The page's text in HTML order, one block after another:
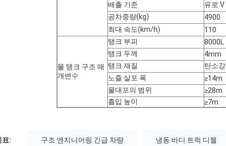
배출 기준
유로 V
공차중량(kg)
4900
최대 속도(km/h)
110
물 탱크 구조 매
개변수
탱크 부피
8000L
탱크 두께
4mm
탱크 재질
탄소강
노즐 살포 폭
≥14m
물대포의 범위
≥28m
흡입 높이
≥7m
표: 구조 엔지니어링 긴급 차량 냉동 바디 트럭 디젤